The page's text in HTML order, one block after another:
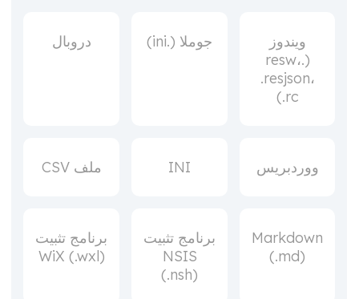
ويندوز
(.resw،
.resjson،
.rc)
جوملا (.ini) دروبال
ووردبريس INI ملف CSV
Markdown
(.md)
برنامج تثبيت
NSIS
(.nsh)
برنامج تثبيت
WiX (.wxl)